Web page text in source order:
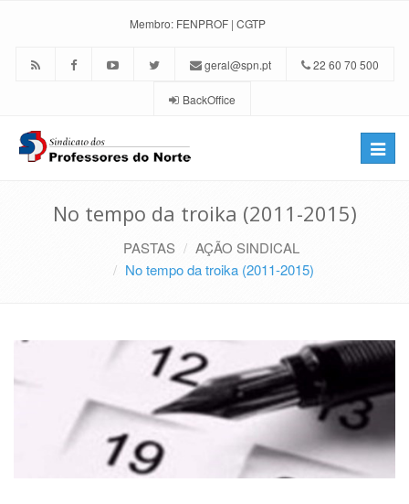
Membro: FENPROF | CGTP
geral@spn.pt 22 60 70 500
BackOffice
Toggle
No tempo da troika (2011-2015)
PASTAS
AÇÃO SINDICAL
No tempo da troika (2011-2015)